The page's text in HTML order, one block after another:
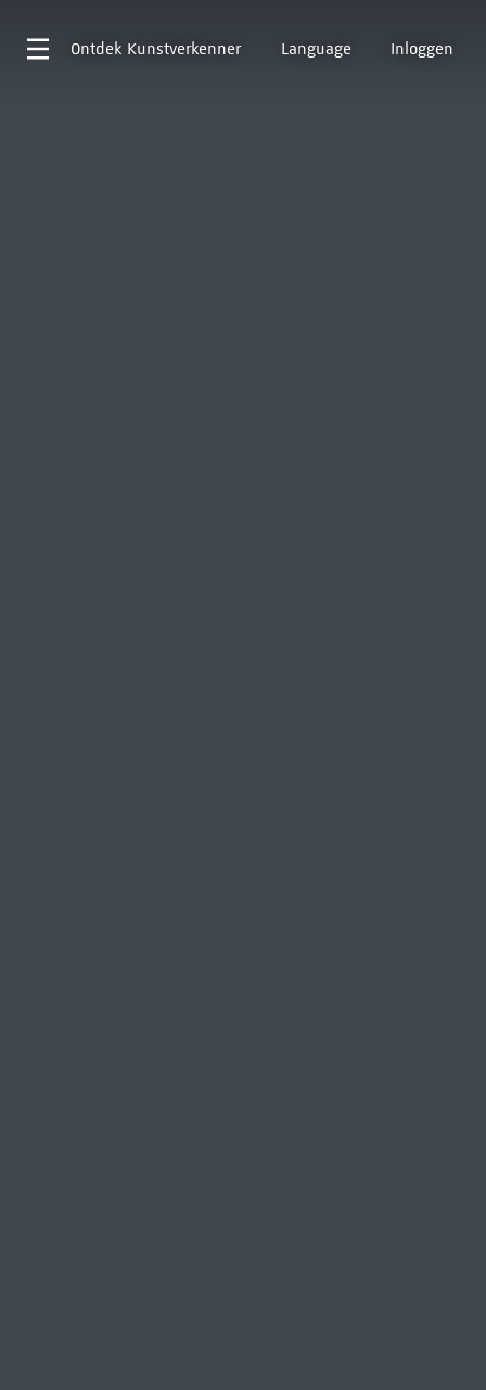
Ontdek Kunstverkenner Language Inloggen